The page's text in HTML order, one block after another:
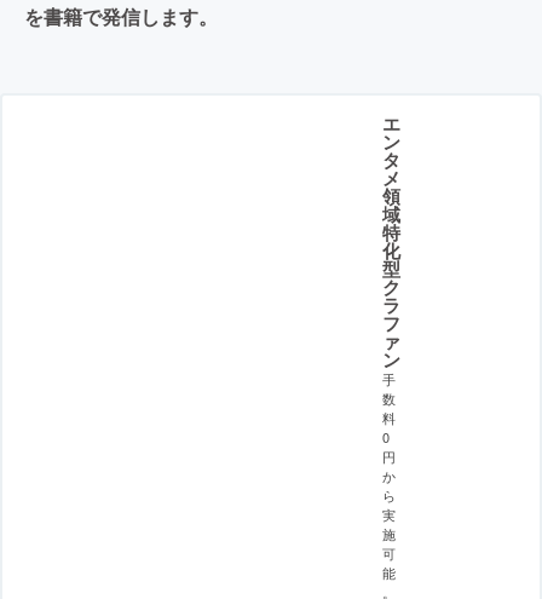
を書籍で発信します。
エ
ン
タ
メ
領
域
特
化
型
ク
ラ
フ
ァ
ン
手
数
料
0
円
か
ら
実
施
可
能